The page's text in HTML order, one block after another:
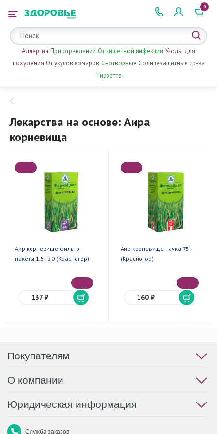
2 505 505
0
Аллергия При отравлении От кишечной инфекции Уколы для
похудения От укусов комаров Снотворные Солнцезащитные ср-ва
Тирзетта
Лекарства на основе: Аира
корневища
Аир корневище фильтр-
пакеты 1.5г 20 (Красногор)
137 ₽
Аир корневище пачка 75г
(Красногор)
160 ₽
Покупателям
О компании
Юридическая информация
Служба заказов